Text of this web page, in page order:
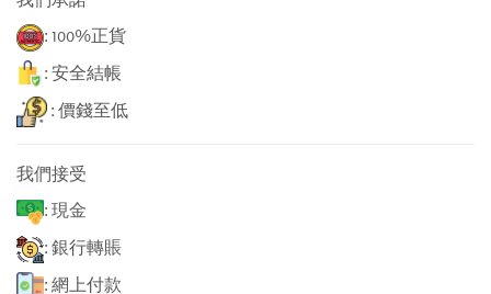
: 100%正貨
: 安全結帳
: 價錢至低
我們接受
: 現金
: 銀行轉賬
: 網上付款